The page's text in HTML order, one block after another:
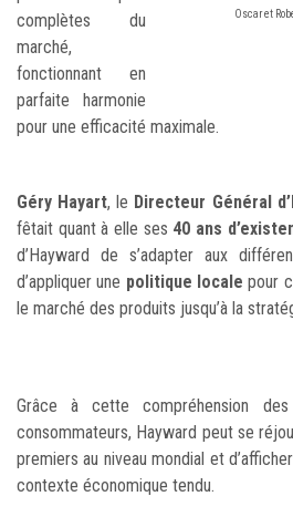
Oscar et
complètes du
marché,
fonctionnant en
parfaite harmonie
pour une efficacité maximale.
Géry Hayart, le Directeur Général
fêtait quant à elle ses 40 ans
d’Hayward de s’adapter aux
d’appliquer une politique locale pour
le marché des produits jusqu’à la
Grâce à cette compréhension
consommateurs, Hayward peut se
premiers au niveau mondial et
contexte économique tendu.